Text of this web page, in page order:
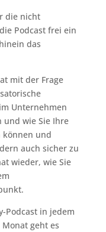
die nicht
Podcast frei ein
das
mit der Frage
Unternehmen
wie Sie Ihre
und
auch sicher zu
wieder, wie Sie
Podcast in jedem
geht es